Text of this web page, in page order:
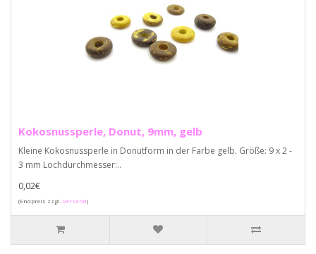
Kokosnussperle, Donut, 9mm, gelb
Kleine Kokosnussperle in Donutform in der Farbe gelb. Größe: 9 x 2 -
3 mm Lochdurchmesser:..
0,02€
(Endpreis zzgl.Versand)